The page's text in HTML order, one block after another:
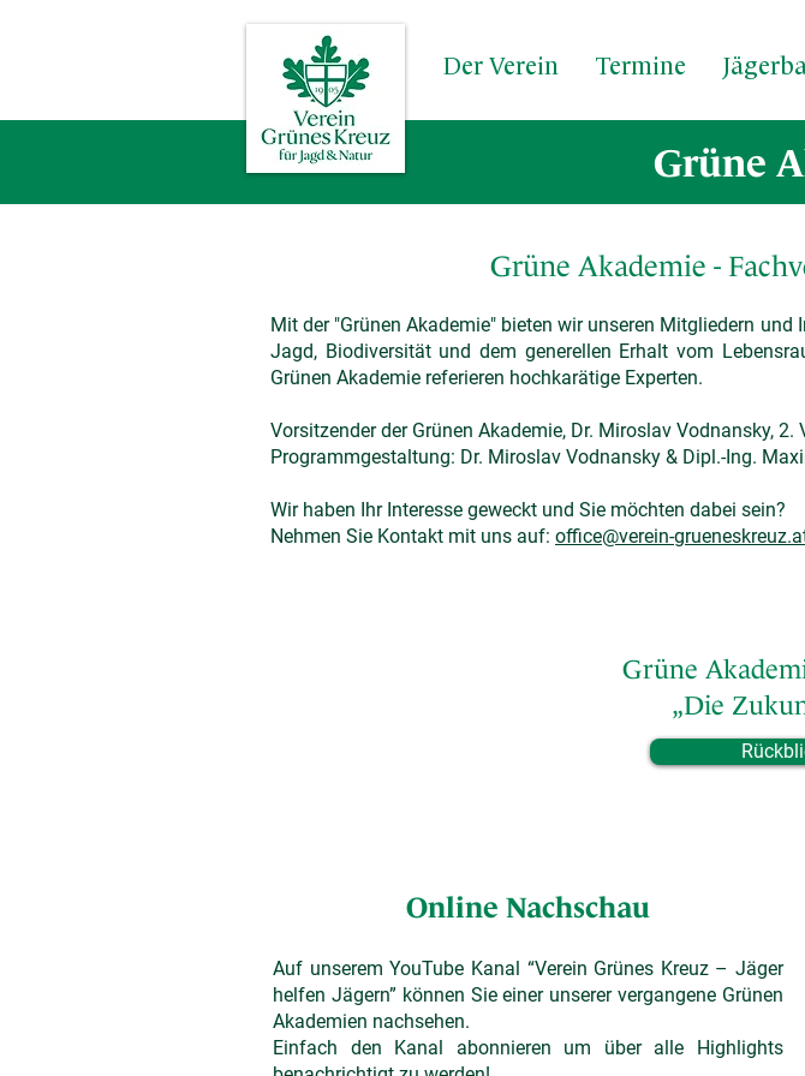
Der Verein Termine
Grüne
Mit der "Grünen Akademie" bieten wir unseren Mitgliedern
Jagd, Biodiversität und dem generellen Erhalt vom
Grünen Akademie referieren hochkarätige Experten.
Vorsitzender der Grünen Akademie, Dr. Miroslav Vodnansky, 2.
Programmgestaltung: Dr. Miroslav Vodnansky & Dipl.-Ing.
Wir haben Ihr Interesse geweckt und Sie möchten dabei sein?
Nehmen Sie Kontakt mit uns auf: office@verein-
Grüne Akademie -
Grüne
„Die
Online Nachschau
Auf unserem YouTube Kanal “Verein Grünes Kreuz – Jäger
helfen Jägern” können Sie einer unserer vergangene Grünen
Akademien nachsehen.
Einfach den Kanal abonnieren um über alle Highlights